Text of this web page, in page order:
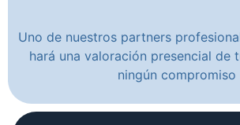
Uno de nuestros partners
hará una valoración presencial de
ningún compromiso